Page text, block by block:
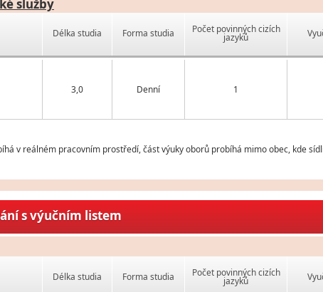
služby
Délka studia Forma studia Počet povinných cizích
jazyků
3,0 Denní 1
v reálném pracovním prostředí, část výuky oborů probíhá mimo obec, kde
s výučním listem
Délka studia Forma studia Počet povinných cizích
jazyků